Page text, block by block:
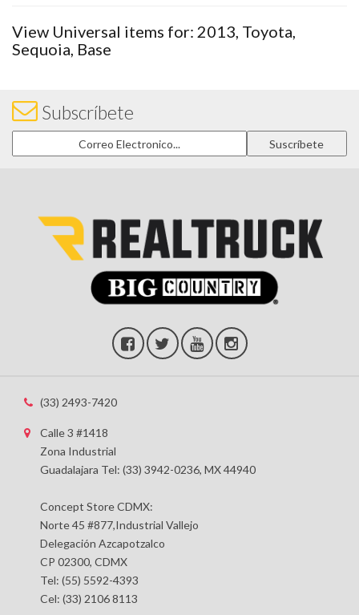
View Universal items for: 2013, Toyota,
Sequoia, Base
Subscríbete
(33) 2493-7420
Calle 3 #1418
Zona Industrial
Guadalajara Tel: (33) 3942-0236, MX 44940
Concept Store CDMX:
Norte 45 #877,Industrial Vallejo
Delegación Azcapotzalco
CP 02300, CDMX
Tel: (55) 5592-4393
Cel: (33) 2106 8113